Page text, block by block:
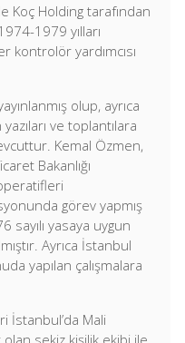
Koç Holding tarafından
1979 yılları
kontrolör yardımcısı
olup, ayrıca
ve toplantılara
Kemal Özmen,
Bakanlığı
görev yapmış
yasaya uygun
Ayrıca İstanbul
yapılan çalışmalara
İstanbul’da Mali
sekiz kişilik ekibi ile